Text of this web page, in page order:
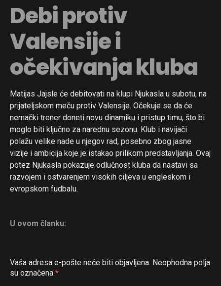
Debi protiv
Valensije i
očekivanja kluba
Matijas Jajsle će debitovati na klupi Njukasla u subotu, na
prijateljskom meču protiv Valensije. Očekuje se da će
nemački trener doneti novu dinamiku i pristup timu, što bi
moglo biti ključno za narednu sezonu. Klub i navijači
polažu velike nade u njegov rad, posebno zbog jasne
vizije i ambicija koje je istakao prilikom predstavljanja. Ovaj
potez Njukasla pokazuje odlučnost kluba da nastavi sa
razvojem i ostvarenjem visokih ciljeva u engleskom i
evropskom fudbalu.
U ovom članku:
Vaša adresa e-pošte neće biti objavljena. Neophodna polja
su označena *